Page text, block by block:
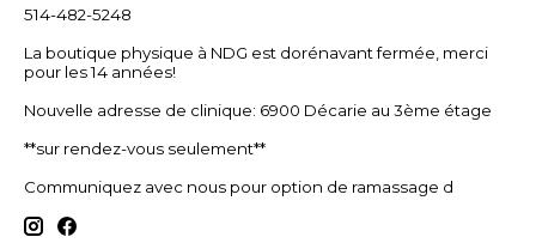
514-482-5248
La boutique physique à NDG est dorénavant fermée, merci
pour les 14 années!
Nouvelle adresse de clinique: 6900 Décarie au 3ème étage
**sur rendez-vous seulement**
Communiquez avec nous pour option de ramassage d